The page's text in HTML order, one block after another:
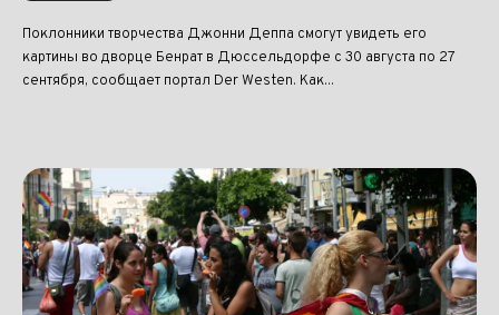
Поклонники творчества Джонни Деппа смогут увидеть его
картины во дворце Бенрат в Дюссельдорфе с 30 августа по 27
сентября, сообщает портал Der Westen. Как...